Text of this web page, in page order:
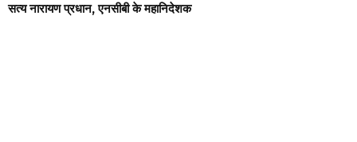
सत्य नारायण प्रधान, एनसीबी के महानिदेशक